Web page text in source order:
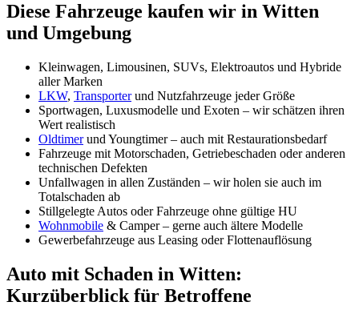
Diese Fahrzeuge kaufen wir in Witten
und Umgebung
Kleinwagen, Limousinen, SUVs, Elektroautos und Hybride
aller Marken
LKW, Transporterund Nutzfahrzeuge jeder Größe
Sportwagen, Luxusmodelle und Exoten – wir schätzen ihren
Wert realistisch
Oldtimerund Youngtimer – auch mit Restaurationsbedarf
Fahrzeuge mit Motorschaden, Getriebeschaden oder anderen
technischen Defekten
Unfallwagen in allen Zuständen – wir holen sie auch im
Totalschaden ab
Stillgelegte Autos oder Fahrzeuge ohne gültige HU
Wohnmobile & Camper – gerne auch ältere Modelle
Gewerbefahrzeuge aus Leasing oder Flottenauflösung
Auto mit Schaden in Witten:
Kurzüberblick für Betroffene